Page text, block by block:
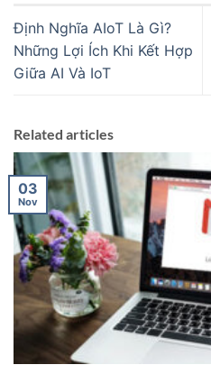
Định Nghĩa AIoT Là Gì?
Những Lợi Ích Khi Kết Hợp
Giữa AI Và IoT
Related articles
03
Nov